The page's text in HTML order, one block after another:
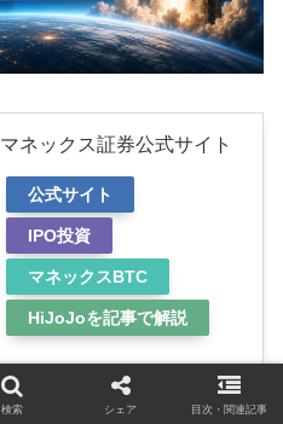
マネックス証券公式サイト
公式サイト
IPO投資
マネックスBTC
HiJoJoを記事で解説
検索 シェア 目次・関連記事